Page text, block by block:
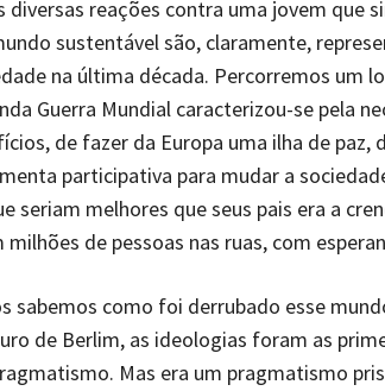
diversas reações contra uma jovem que
sustentável são, claramente,
na última década. Percorremos um
Guerra Mundial caracterizou-se pela
de fazer da Europa uma ilha de paz,
participativa para mudar a
seriam melhores que seus pais era a
milhões de pessoas nas ruas, com
sabemos como foi derrubado esse
de Berlim, as ideologias foram as
Mas era um pragmatismo